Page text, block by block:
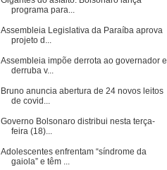
programa para...
Assembleia Legislativa da Paraíba aprova
projeto d...
Assembleia impõe derrota ao governador e
derruba v...
Bruno anuncia abertura de 24 novos leitos
de covid...
Governo Bolsonaro distribui nesta terça-
feira (18)...
Adolescentes enfrentam “síndrome da
gaiola” e têm ...